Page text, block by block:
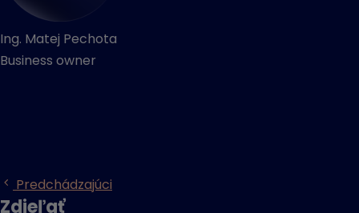
Ing. Matej Pechota
Business owner
Predchádzajúci
Zdieľať